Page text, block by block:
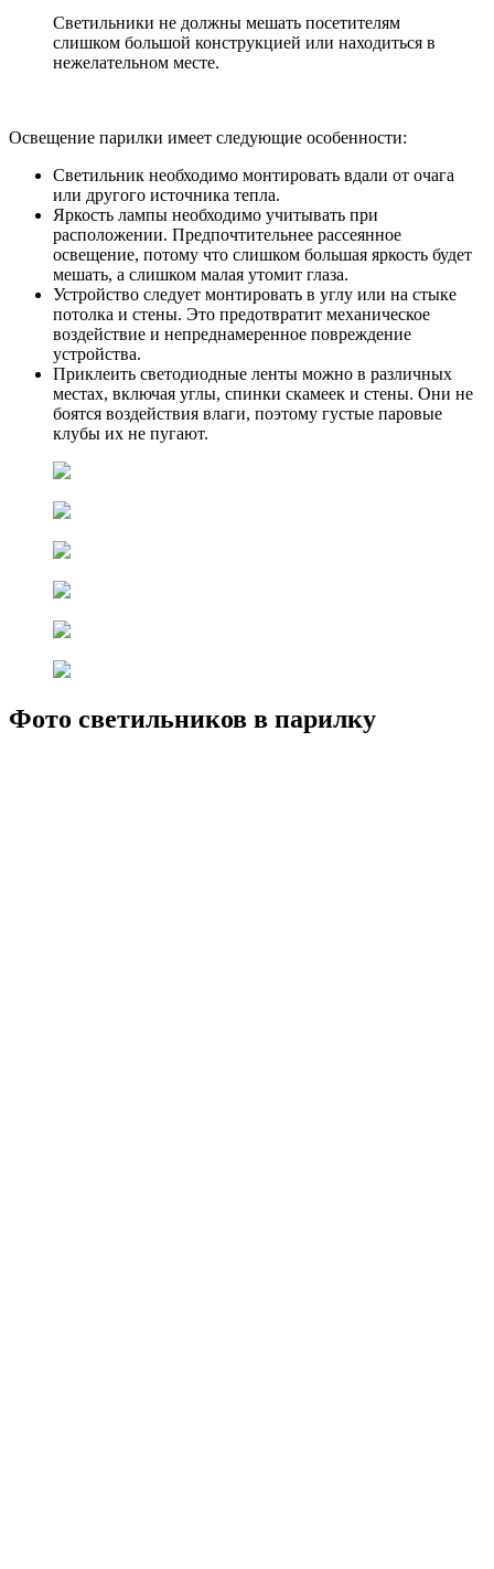
Светильники не должны мешать посетителям
слишком большой конструкцией или находиться в
нежелательном месте.
Освещение парилки имеет следующие особенности:
Светильник необходимо монтировать вдали от очага
или другого источника тепла.
Яркость лампы необходимо учитывать при
расположении. Предпочтительнее рассеянное
освещение, потому что слишком большая яркость будет
мешать, а слишком малая утомит глаза.
Устройство следует монтировать в углу или на стыке
потолка и стены. Это предотвратит механическое
воздействие и непреднамеренное повреждение
устройства.
Приклеить светодиодные ленты можно в различных
местах, включая углы, спинки скамеек и стены. Они не
боятся воздействия влаги, поэтому густые паровые
клубы их не пугают.
Фото светильников в парилку